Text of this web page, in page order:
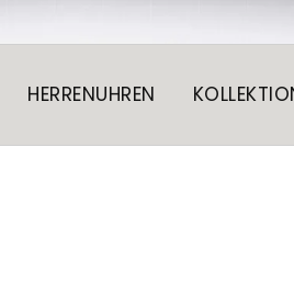
HERRENUHREN